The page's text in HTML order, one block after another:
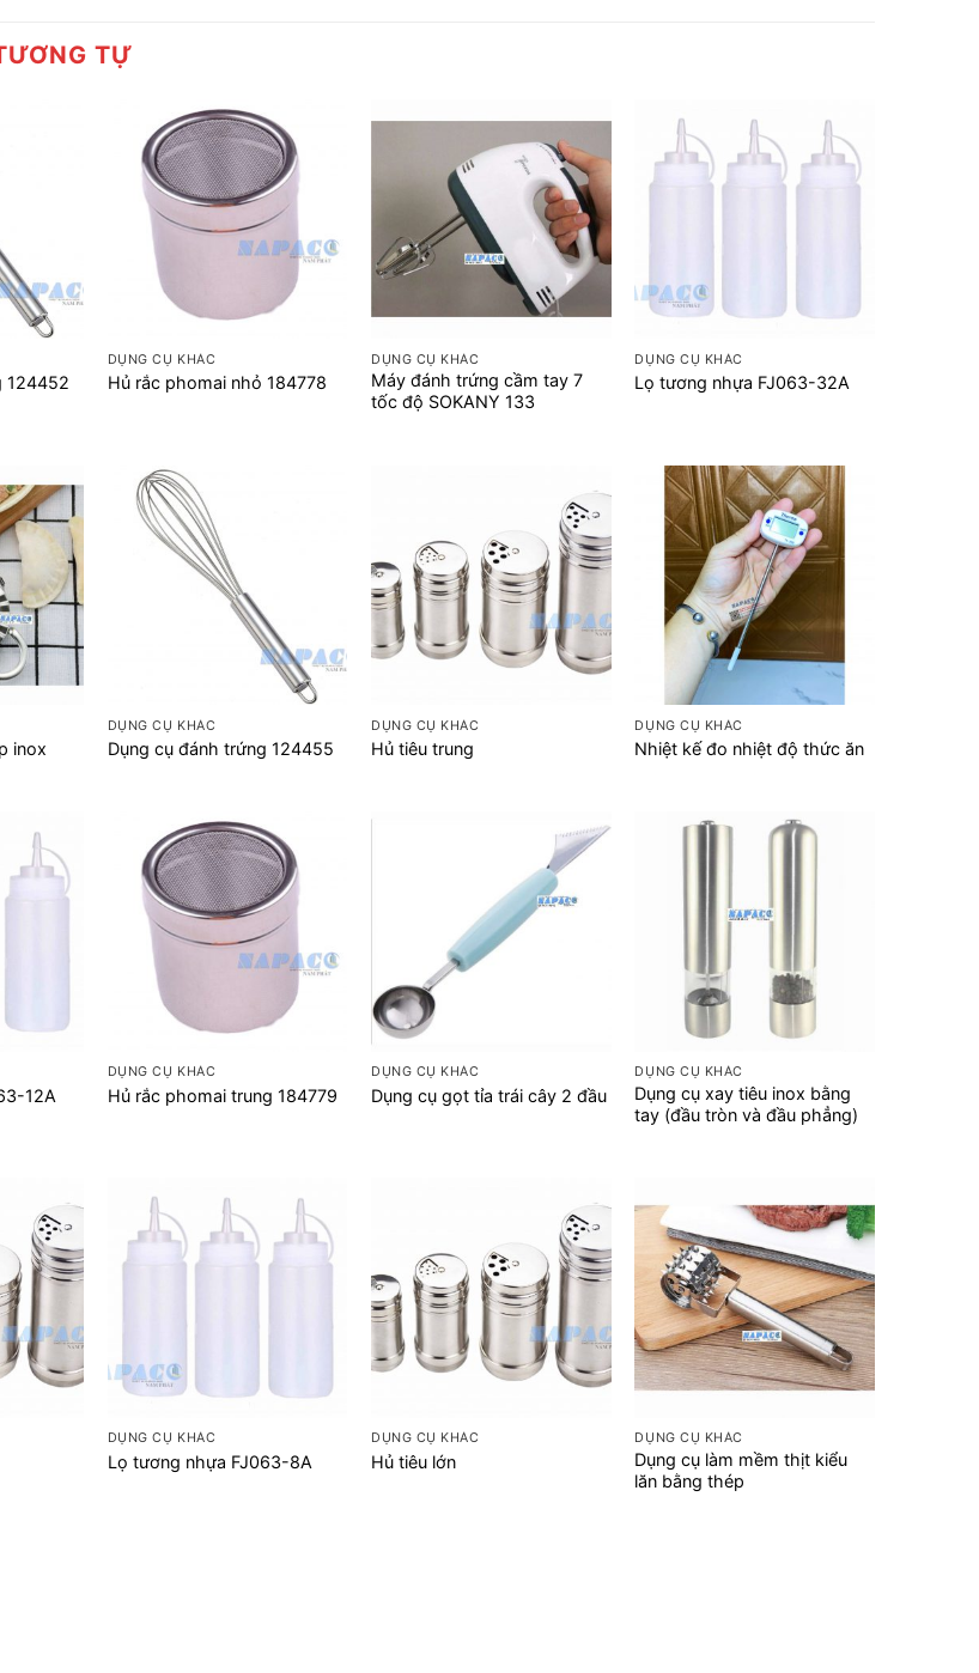
TỰ
124452
DỤNG CỤ KHÁC
Hủ rắc phomai nhỏ 184778
+
DỤNG CỤ KHÁC
Máy đánh trứng cầm tay 7
tốc độ SOKANY 133
+
DỤNG CỤ KHÁC
Lọ tương nhựa FJ063-32A
inox
DỤNG CỤ KHÁC
Dụng cụ đánh trứng 124455
DỤNG CỤ KHÁC
Hủ tiêu trung
DỤNG CỤ KHÁC
Nhiệt kế đo nhiệt độ thức ăn
12A
DỤNG CỤ KHÁC
Hủ rắc phomai trung 184779
+
DỤNG CỤ KHÁC
Dụng cụ gọt tỉa trái cây 2 đầu
DỤNG CỤ KHÁC
Dụng cụ xay tiêu inox bằng
tay (đầu tròn và đầu phẳng)
+
DỤNG CỤ KHÁC
Lọ tương nhựa FJ063-8A
DỤNG CỤ KHÁC
Hủ tiêu lớn
+
DỤNG CỤ KHÁC
Dụng cụ làm mềm thịt kiểu
lăn bằng thép